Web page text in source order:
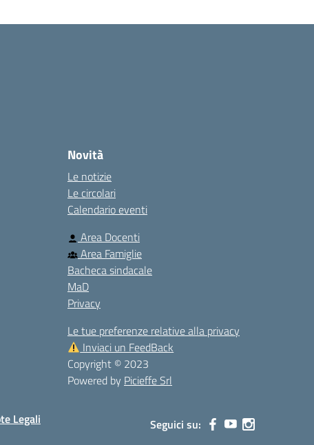
Novità
Le notizie
Le circolari
Calendario eventi
Area Docenti
Area Famiglie
Bacheca sindacale
MaD
Privacy
Le tue preferenze relative alla privacy
Inviaci un FeedBack
Copyright © 2023
Powered by Picieffe Srl
Legali Seguici su: